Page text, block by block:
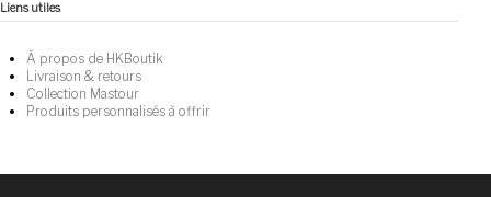
Liens utiles
À propos de HKBoutik
Livraison & retours
Collection Mastour
Produits personnalisés à offrir